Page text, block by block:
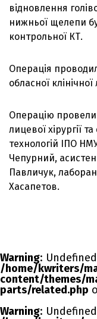
відновлення
нижньої щелепи
контрольної КТ.
Операція
обласної
Операцію
лицевої хірургії
технологій ІПО
Чепурний,
Павличук,
Хасапетов.
Warning:
/home/kwriters/
content/themes/
parts/related.php
Warning: